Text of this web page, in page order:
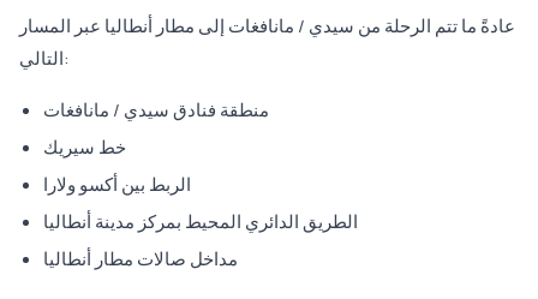
عادةً ما تتم الرحلة من سيدي / مانافغات إلى مطار أنطاليا عبر المسار
التالي:
منطقة فنادق سيدي / مانافغات
خط سيريك
الربط بين أكسو ولارا
الطريق الدائري المحيط بمركز مدينة أنطاليا
مداخل صالات مطار أنطاليا